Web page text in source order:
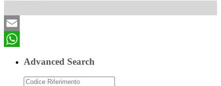
Email
Advanced Search